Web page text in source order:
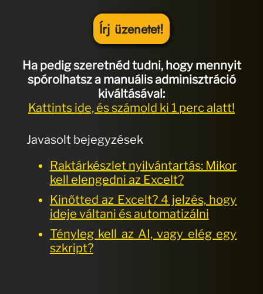
Írj üzenetet!
Ha pedig szeretnéd tudni, hogy mennyit
spórolhatsz a manuális adminisztráció
kiváltásával:
Kattints ide, és számold ki 1 perc alatt!
Javasolt bejegyzések
Raktárkészlet nyilvántartás: Mikor
kell elengedni az Excelt?
Kinőtted az Excelt? 4 jelzés, hogy
ideje váltani és automatizálni
Tényleg kell az AI, vagy elég egy
szkript?